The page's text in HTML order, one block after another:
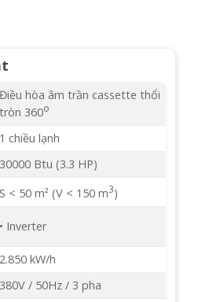
Điều hòa âm trần cassette thổi
tròn 360o
1 chiều lạnh
30000 Btu (3.3 HP)
S < 50 m² (V < 150 m3)
• Inverter
2.850 kW/h
380V / 50Hz / 3 pha